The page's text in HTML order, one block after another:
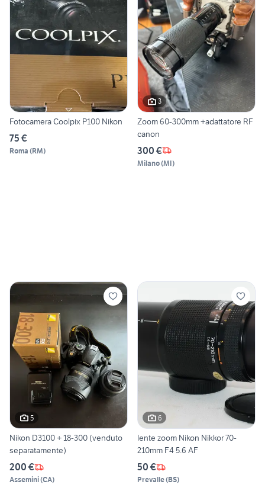
Fotocamera Coolpix P100 Nikon
75 €
Roma (RM)
3
Zoom 60-300mm +adattatore RF
canon
300 €
Milano(MI)
5
Nikon D3100 + 18-300 (venduto
separatamente)
200 €
Assemini(CA)
6
lente zoom Nikon Nikkor 70-
210mm F4 5.6 AF
50 €
Prevalle(BS)